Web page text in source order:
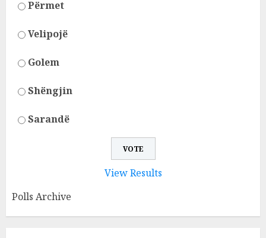
Përmet
Velipojë
Golem
Shëngjin
Sarandë
View Results
Polls Archive